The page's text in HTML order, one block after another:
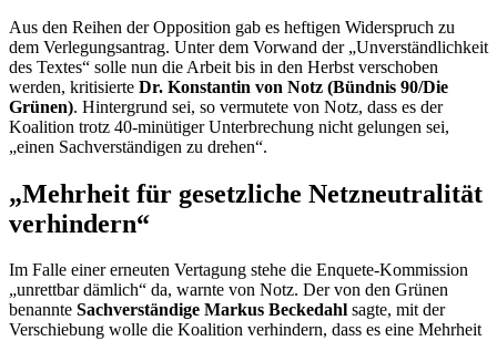
Aus den Reihen der Opposition gab es heftigen Widerspruch zu
dem Verlegungsantrag. Unter dem Vorwand der „Unverständlichkeit
des Textes“ solle nun die Arbeit bis in den Herbst verschoben
werden, kritisierte Dr. Konstantin von Notz (Bündnis 90/Die
Grünen). Hintergrund sei, so vermutete von Notz, dass es der
Koalition trotz 40-minütiger Unterbrechung nicht gelungen sei,
„einen Sachverständigen zu drehen“.
„Mehrheit für gesetzliche Netzneutralität
verhindern“
Im Falle einer erneuten Vertagung stehe die Enquete-Kommission
„unrettbar dämlich“ da, warnte von Notz. Der von den Grünen
benannte Sachverständige Markus Beckedahl sagte, mit der
Verschiebung wolle die Koalition verhindern, dass es eine Mehrheit